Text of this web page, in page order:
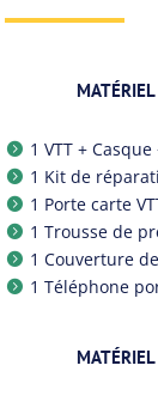
 1 VTT +
 1 Kit de
 1 Porte carte
 1 Trousse de
 1 Couverture
 1 Téléphone